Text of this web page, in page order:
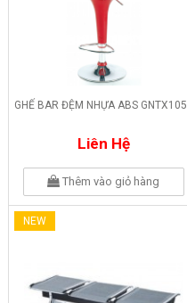
GHẾ BAR ĐỆM NHỰA ABS GNTX105
Liên Hệ
Thêm vào giỏ hàng
NEW